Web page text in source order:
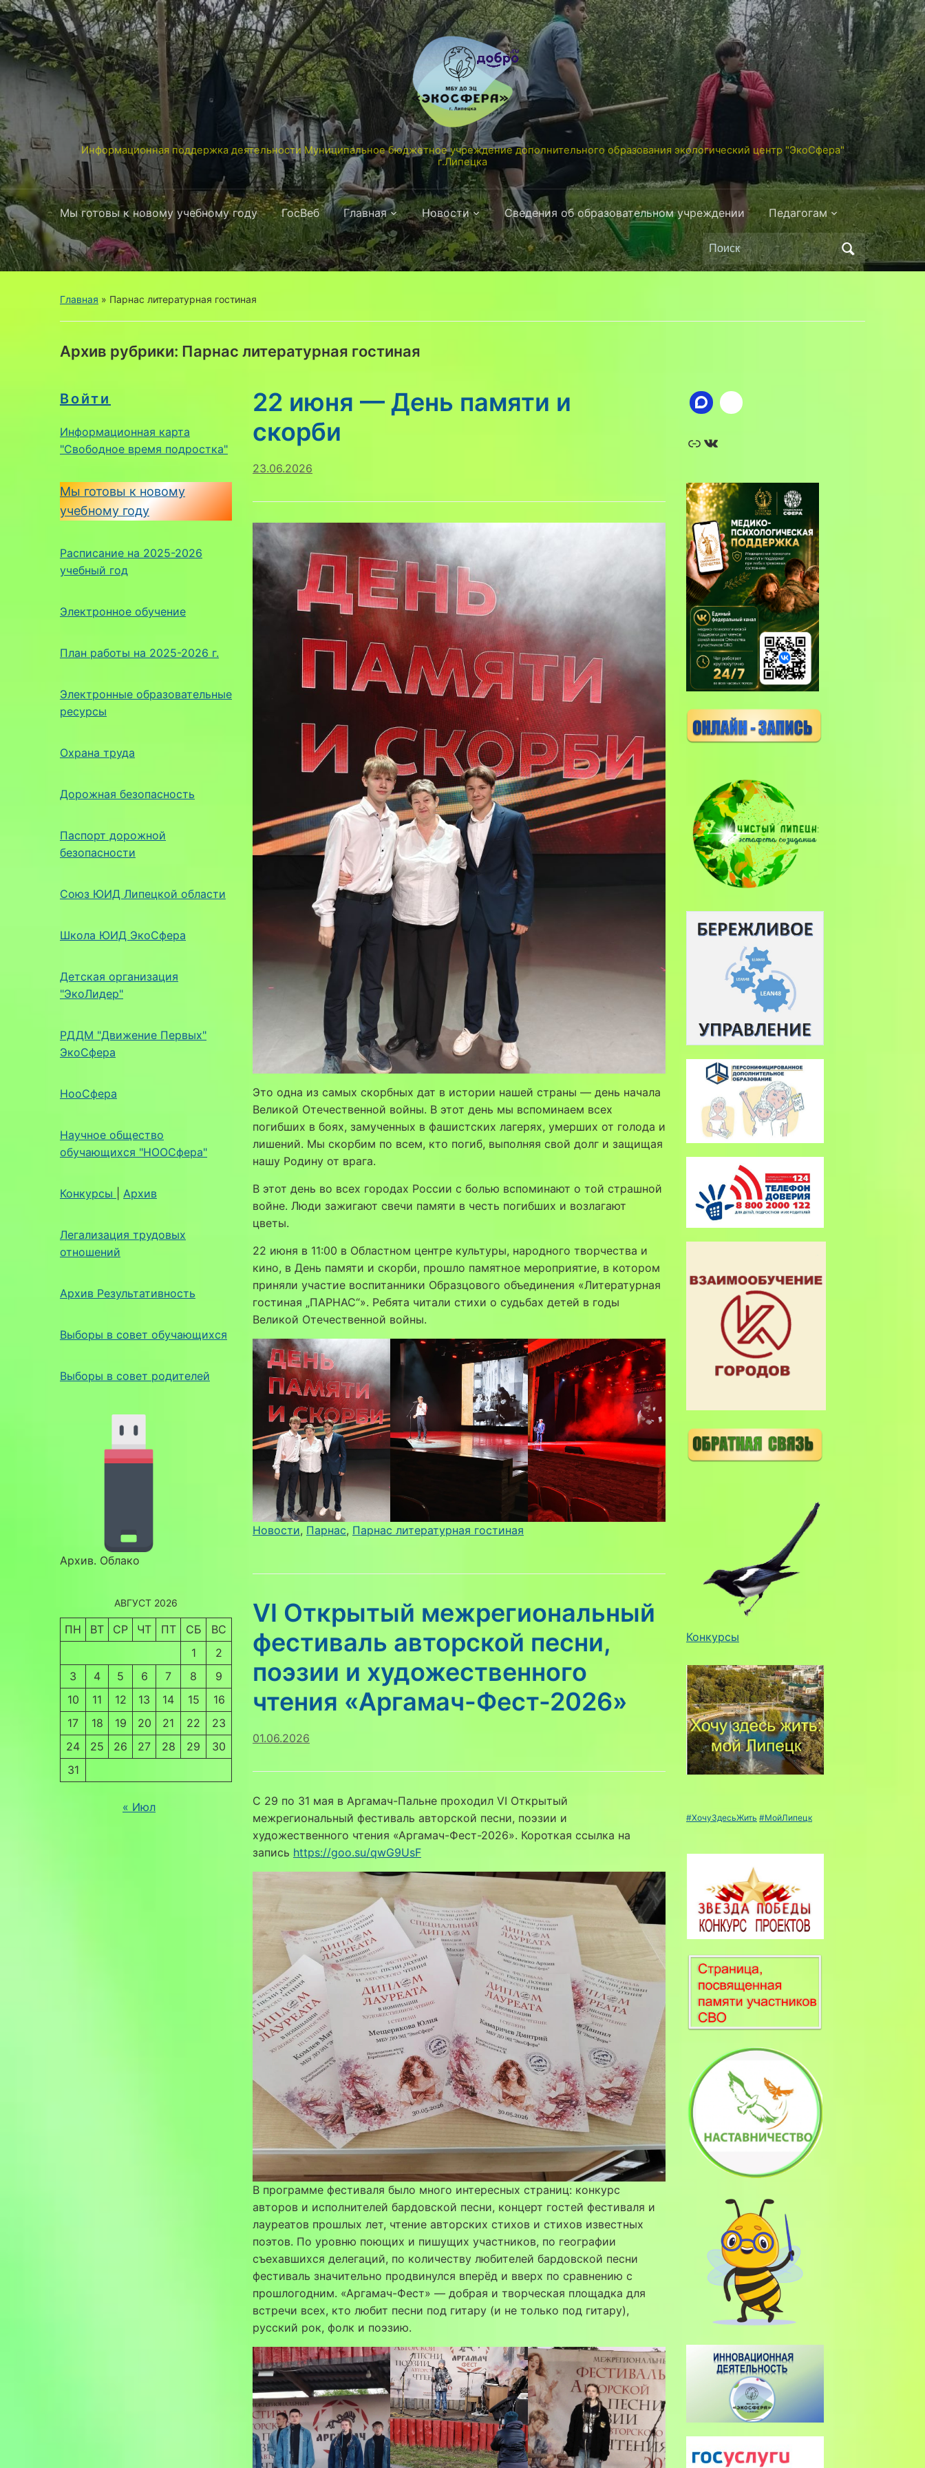
Информационная поддержка деятельности Муниципальное бюджетное учреждение дополнительного образования экологический центр "ЭкоСфера"
г.Липецка
Мы готовы к новому учебному году ГосВеб Главная Новости Сведения об образовательном учреждении Педагогам
Поиск
по:
Главная » Парнас литературная гостиная
Архив рубрики: Парнас литературная гостиная
Войти
Информационная карта
"Свободное время подростка"
Мы готовы к новому
учебному году
Расписание на 2025-2026
учебный год
Электронное обучение
План работы на 2025-2026 г.
Электронные образовательные
ресурсы
Охрана труда
Дорожная безопасность
Паспорт дорожной
безопасности
Союз ЮИД Липецкой области
Школа ЮИД ЭкоСфера
Детская организация
"ЭкоЛидер"
РДДМ "Движение Первых"
ЭкоСфера
НооСфера
Научное общество
обучающихся "НООСфера"
Конкурсы Архив
Легализация трудовых
отношений
Архив Результативность
Выборы в совет обучающихся
Выборы в совет родителей
Архив. Облако
АВГУСТ 2026
ПН ВТ СР ЧТ ПТ СБ
ВС
1
2
3
4 5 6 7 8
9
10
11 12 13 14 15
16
17
18 19 20 21 22
23
24
25 26 27 28 29
30
31
« Июл
22 июня — День памяти и
скорби
23.06.2026
Это одна из самых скорбных дат в истории нашей страны — день начала
Великой Отечественной войны. В этот день мы вспоминаем всех
погибших в боях, замученных в фашистских лагерях, умерших от голода и
лишений. Мы скорбим по всем, кто погиб, выполняя свой долг и защищая
нашу Родину от врага.
В этот день во всех городах России с болью вспоминают о той страшной
войне. Люди зажигают свечи памяти в честь погибших и возлагают
цветы.
22 июня в 11:00 в Областном центре культуры, народного творчества и
кино, в День памяти и скорби, прошло памятное мероприятие, в котором
приняли участие воспитанники Образцового объединения «Литературная
гостиная „ПАРНАС“». Ребята читали стихи о судьбах детей в годы
Великой Отечественной войны.
Новости, Парнас, Парнас литературная гостиная
VI Открытый межрегиональный
фестиваль авторской песни,
поэзии и художественного
чтения «Аргамач-Фест-2026»
01.06.2026
С 29 по 31 мая в Аргамач-Пальне проходил VI Открытый
межрегиональный фестиваль авторской песни, поэзии и
художественного чтения «Аргамач-Фест-2026». Короткая ссылка на
запись https://goo.su/qwG9UsF
В программе фестиваля было много интересных страниц: конкурс
авторов и исполнителей бардовской песни, концерт гостей фестиваля и
лауреатов прошлых лет, чтение авторских стихов и стихов известных
поэтов. По уровню поющих и пишущих участников, по географии
съехавшихся делегаций, по количеству любителей бардовской песни
фестиваль значительно продвинулся вперёд и вверх по сравнению с
прошлогодним. «Аргамач-Фест» — добрая и творческая площадка для
встречи всех, кто любит песни под гитару (и не только под гитару),
русский рок, фолк и поэзию.
Ссылка
Конкурсы
#ХочуЗдесьЖить #МойЛипецк